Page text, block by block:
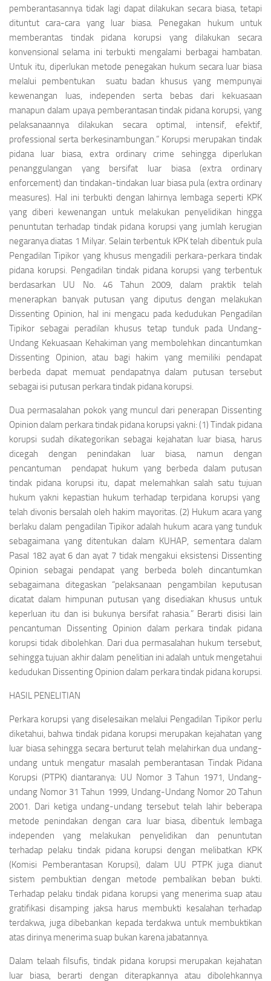
pemberantasannya tidak lagi dapat dilakukan secara biasa, tetapi
dituntut cara-cara yang luar biasa. Penegakan hukum untuk
memberantas tindak pidana korupsi yang dilakukan secara
konvensional selama ini terbukti mengalami berbagai hambatan.
Untuk itu, diperlukan metode penegakan hukum secara luar biasa
melalui pembentukan suatu badan khusus yang mempunyai
kewenangan luas, independen serta bebas dari kekuasaan
manapun dalam upaya pemberantasan tindak pidana korupsi, yang
pelaksanaannya dilakukan secara optimal, intensif, efektif,
professional serta berkesinambungan.” Korupsi merupakan tindak
pidana luar biasa, extra ordinary crime sehingga diperlukan
penanggulangan yang bersifat luar biasa(extra ordinary
enforcement) dan tindakan-tindakan luar biasa pula(extra ordinary
measures). Hal ini terbukti dengan lahirnya lembaga seperti KPK
yang diberi kewenangan untuk melakukan penyelidikan hingga
penuntutan terhadap tindak pidana korupsi yang jumlah kerugian
negaranya diatas 1 Milyar. Selain terbentuk KPK telah dibentuk pula
Pengadilan Tipikor yang khusus mengadili perkara-perkara tindak
pidana korupsi. Pengadilan tindak pidana korupsi yang terbentuk
berdasarkan UU No. 46 Tahun 2009, dalam praktik telah
menerapkan banyak putusan yang diputus dengan melakukan
Dissenting Opinion, hal ini mengacu pada kedudukan Pengadilan
Tipikor sebagai peradilan khusus tetap tunduk pada Undang-
Undang Kekuasaan Kehakiman yang membolehkan dincantumkan
Dissenting Opinion, atau bagi hakim yang memiliki pendapat
berbeda dapat memuat pendapatnya dalam putusan tersebut
sebagai isi putusan perkara tindak pidana korupsi.
Dua permasalahan pokok yang muncul dari penerapan Dissenting
Opinion dalam perkara tindak pidana korupsi yakni: (1) Tindak pidana
korupsi sudah dikategorikan sebagai kejahatan luar biasa, harus
dicegah dengan penindakan luar biasa, namun dengan
pencantuman pendapat hukum yang berbeda dalam putusan
tindak pidana korupsi itu, dapat melemahkan salah satu tujuan
hukum yakni kepastian hukum terhadap terpidana korupsi yang
telah divonis bersalah oleh hakim mayoritas. (2) Hukum acara yang
berlaku dalam pengadilan Tipikor adalah hukum acara yang tunduk
sebagaimana yang ditentukan dalam KUHAP, sementara dalam
Pasal 182 ayat 6 dan ayat 7 tidak mengakui eksistensi Dissenting
Opinion sebagai pendapat yang berbeda boleh dincantumkan
sebagaimana ditegaskan “pelaksanaan pengambilan keputusan
dicatat dalam himpunan putusan yang disediakan khusus untuk
keperluan itu dan isi bukunya bersifat rahasia.” Berarti disisi lain
pencantuman Dissenting Opinion dalam perkara tindak pidana
korupsi tidak dibolehkan. Dari dua permasalahan hukum tersebut,
sehingga tujuan akhir dalam penelitian ini adalah untuk mengetahui
kedudukan Dissenting Opinion dalam perkara tindak pidana korupsi.
HASIL PENELITIAN
Perkara korupsi yang diselesaikan melalui Pengadilan Tipikor perlu
diketahui, bahwa tindak pidana korupsi merupakan kejahatan yang
luar biasa sehingga secara berturut telah melahirkan dua undang-
undang untuk mengatur masalah pemberantasan Tindak Pidana
Korupsi (PTPK) diantaranya: UU Nomor 3 Tahun 1971, Undang-
undang Nomor 31 Tahun 1999, Undang-Undang Nomor 20 Tahun
2001. Dari ketiga undang-undang tersebut telah lahir beberapa
metode penindakan dengan cara luar biasa, dibentuk lembaga
independen yang melakukan penyelidikan dan penuntutan
terhadap pelaku tindak pidana korupsi dengan melibatkan KPK
(Komisi Pemberantasan Korupsi), dalam UU PTPK juga dianut
sistem pembuktian dengan metode pembalikan beban bukti.
Terhadap pelaku tindak pidana korupsi yang menerima suap atau
gratifikasi disamping jaksa harus membukti kesalahan terhadap
terdakwa, juga dibebankan kepada terdakwa untuk membuktikan
atas dirinya menerima suap bukan karena jabatannya.
Dalam telaah filsufis, tindak pidana korupsi merupakan kejahatan
luar biasa, berarti dengan diterapkannya atau dibolehkannya